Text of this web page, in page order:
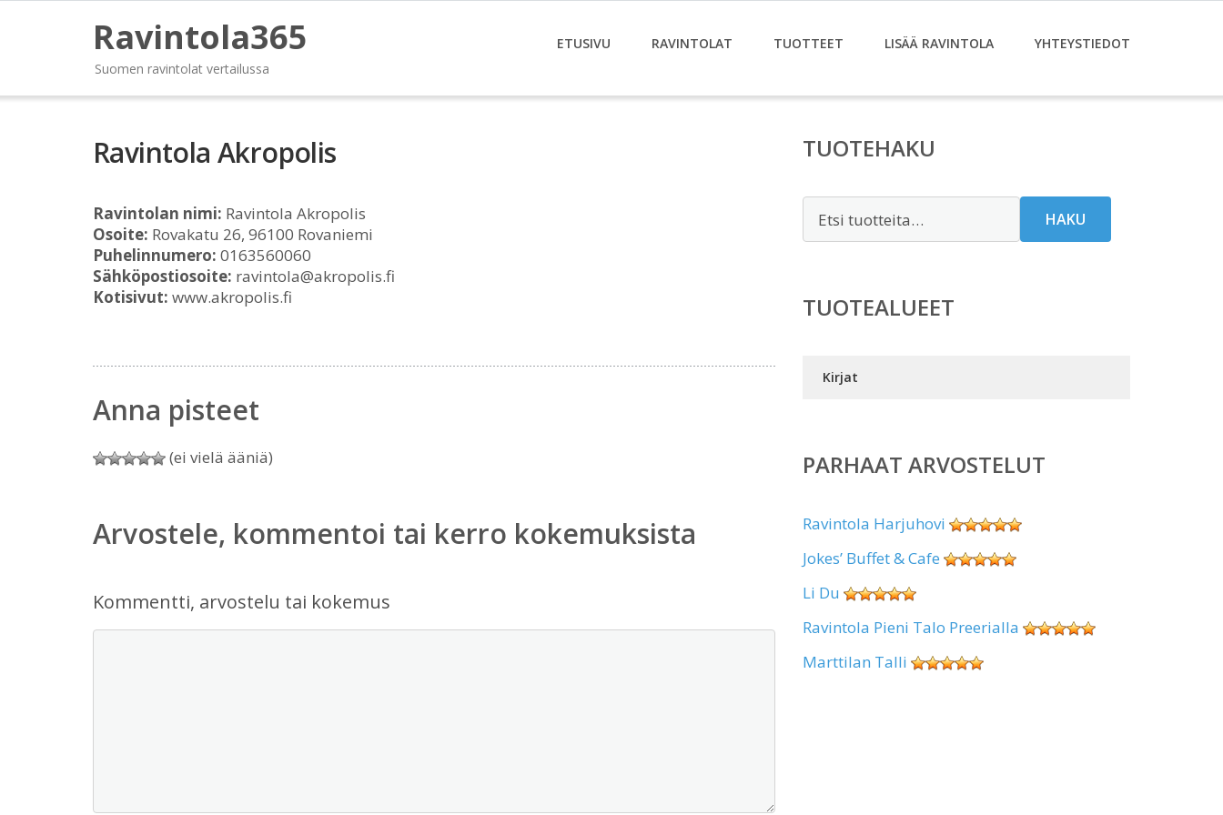
Ravintola365
Suomen ravintolat vertailussa
ETUSIVU RAVINTOLAT TUOTTEET LISÄÄ RAVINTOLA YHTEYSTIEDOT
Ravintola Akropolis
Ravintolan nimi: Ravintola Akropolis
Osoite: Rovakatu 26, 96100 Rovaniemi
Puhelinnumero: 0163560060
Sähköpostiosoite: ravintola@akropolis.fi
Kotisivut: www.akropolis.fi
Anna pisteet
(ei vielä ääniä)
Arvostele, kommentoi tai kerro kokemuksista
Kommentti, arvostelu tai kokemus
TUOTEHAKU
HAKU
TUOTEALUEET
Kirjat
PARHAAT ARVOSTELUT
Ravintola Harjuhovi
Jokes’ Buffet & Cafe
Li Du
Ravintola Pieni Talo Preerialla
Marttilan Talli